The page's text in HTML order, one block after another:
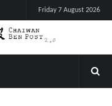
Friday 7 August 2026